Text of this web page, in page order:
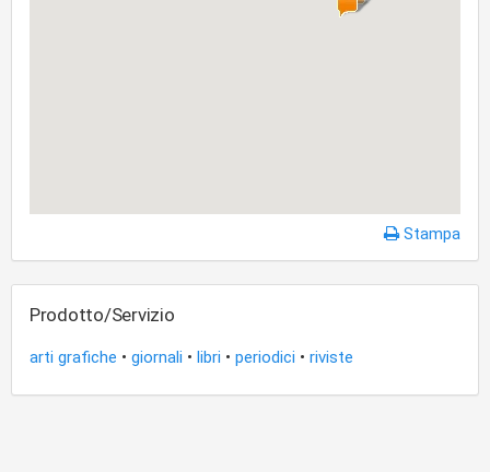
Stampa
Prodotto/Servizio
arti grafiche • giornali • libri • periodici • riviste